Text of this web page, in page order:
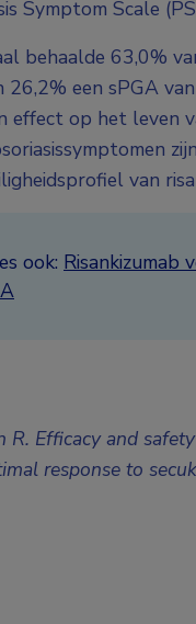
Symptom Scale
behaalde 63,0%
26,2% een sPGA
effect op het leven
van
ook: Risankizumab
R. Efficacy and
response to